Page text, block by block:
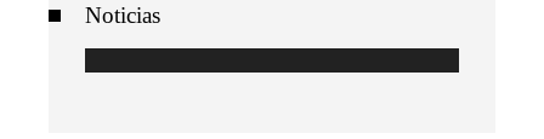
Noticias